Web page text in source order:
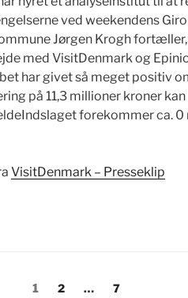
ved weekendens
Jørgen Krogh
med VisitDenmark og
har givet så meget positiv
på 11,3 millioner kroner
forekommer ca. 0
VisitDenmark – Presseklip
Side
1 Side
2 … Side
7